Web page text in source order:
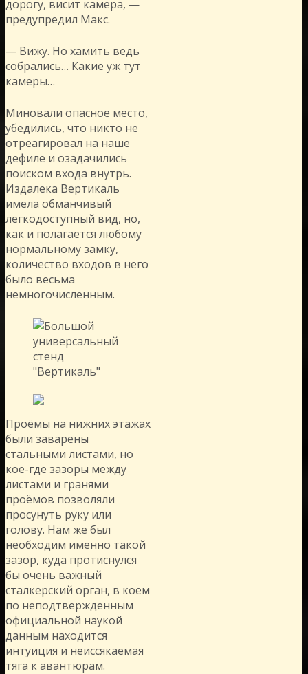
дорогу, висит камера, —
предупредил Макс.
— Вижу. Но хамить ведь
собрались… Какие уж тут
камеры…
Миновали опасное место,
убедились, что никто не
отреагировал на наше
дефиле и озадачились
поиском входа внутрь.
Издалека Вертикаль
имела обманчивый
легкодоступный вид, но,
как и полагается любому
нормальному замку,
количество входов в него
было весьма
немногочисленным.
Проёмы на нижних этажах
были заварены
стальными листами, но
кое-где зазоры между
листами и гранями
проёмов позволяли
просунуть руку или
голову. Нам же был
необходим именно такой
зазор, куда протиснулся
бы очень важный
сталкерский орган, в коем
по неподтвержденным
официальной наукой
данным находится
интуиция и неиссякаемая
тяга к авантюрам.